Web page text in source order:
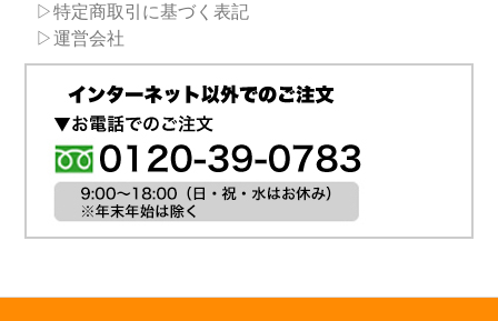
▷特定商取引に基づく表記
▷運営会社